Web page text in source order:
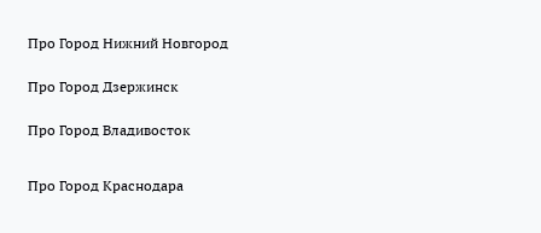
Про Город Нижний Новгород
Про Город Дзержинск
Про Город Владивосток
Про Город Краснодара